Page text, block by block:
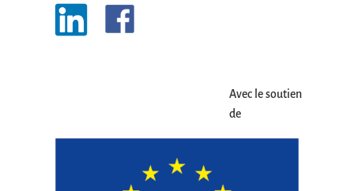
Avec le soutien
de